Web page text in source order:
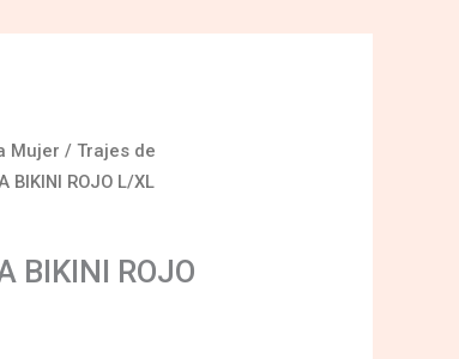
Mujer /Trajes de
BIKINI ROJO L/XL
BIKINI ROJO